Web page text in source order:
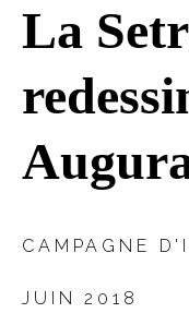
La
CAMPAGNE
JUIN 2018